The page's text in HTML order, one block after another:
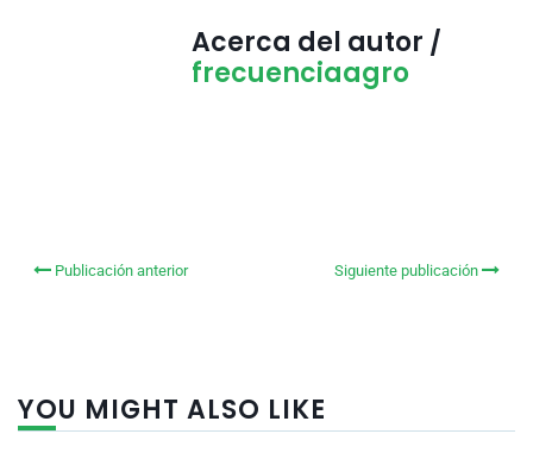
Acerca del autor /
frecuenciaagro
Publicación anterior Siguiente publicación
YOU MIGHT ALSO LIKE